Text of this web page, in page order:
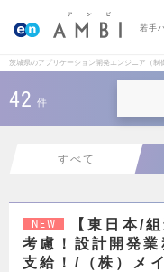
若手
茨城県のアプリケーション開発エンジニア（制
42 件
すべて
NEW
【東日本/
考慮！設計開発
支給！/（株）メ